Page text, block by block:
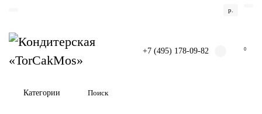
р.
+7 (495) 178-09-82 0
Категории